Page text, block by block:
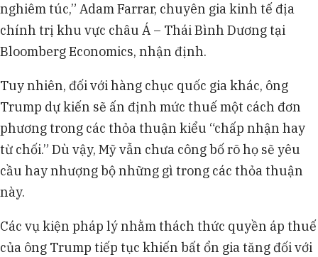
nghiêm túc,” Adam Farrar, chuyên gia kinh tế địa
chính trị khu vực châu Á – Thái Bình Dương tại
Bloomberg Economics, nhận định.
Tuy nhiên, đối với hàng chục quốc gia khác, ông
Trump dự kiến sẽ ấn định mức thuế một cách đơn
phương trong các thỏa thuận kiểu “chấp nhận hay
từ chối.” Dù vậy, Mỹ vẫn chưa công bố rõ họ sẽ yêu
cầu hay nhượng bộ những gì trong các thỏa thuận
này.
Các vụ kiện pháp lý nhằm thách thức quyền áp thuế
của ông Trump tiếp tục khiến bất ổn gia tăng đối với